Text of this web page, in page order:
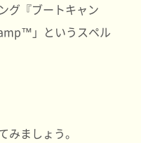
グ『ブートキャン
」というスペル
みましょう。